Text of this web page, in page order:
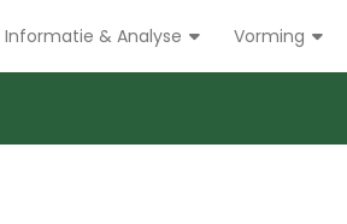
Informatie & Analyse Vorming